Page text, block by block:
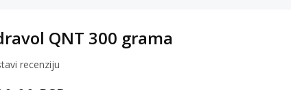
QNT 300 grama
recenziju